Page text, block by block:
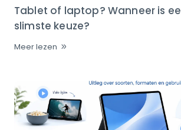
Tablet of laptop? Wanneer is
slimste keuze?
Meer lezen